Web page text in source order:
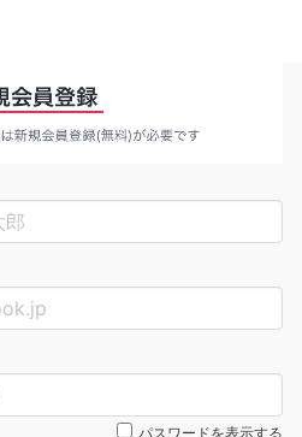
パスワードを表示する